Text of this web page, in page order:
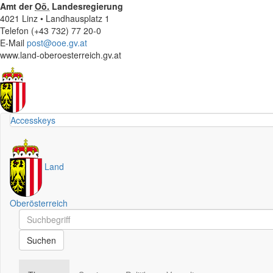
Amt derOö. Landesregierung
4021 Linz • Landhausplatz 1
Telefon (+43 732) 77 20-0
E-Mail post@ooe.gv.at
www.land-oberoesterreich.gv.at
Accesskeys
Land
Oberösterreich
Schnellsuche
Schnellsuche
Suchen